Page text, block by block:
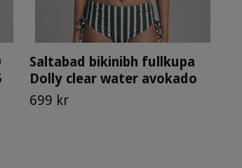
Saltabad bikinibh fullkupa
Dolly clear water avokado
699 kr